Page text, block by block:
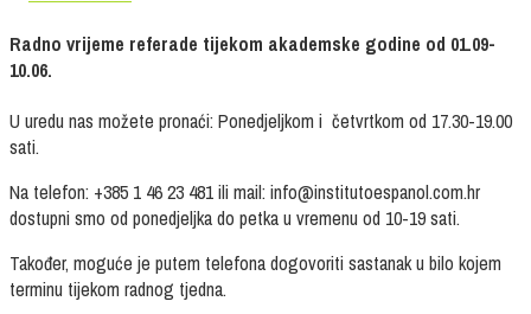
Radno vrijeme referade tijekom akademske godine od 01.09-
10.06.
U uredu nas možete pronaći: Ponedjeljkom i četvrtkom od 17.30-19.00
sati.
Na telefon: +385 1 46 23 481 ili mail: info@institutoespanol.com.hr
dostupni smo od ponedjeljka do petka u vremenu od 10-19 sati.
Također, moguće je putem telefona dogovoriti sastanak u bilo kojem
terminu tijekom radnog tjedna.